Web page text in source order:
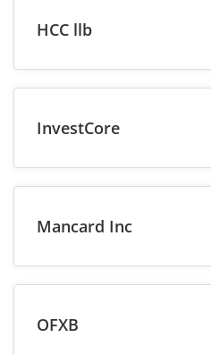
HCC llb
InvestCore
Mancard Inc
OFXB